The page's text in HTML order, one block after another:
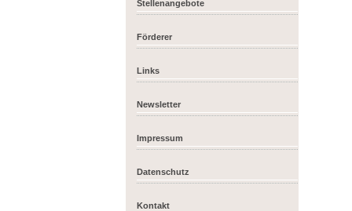
Stellenangebote
Förderer
Links
Newsletter
Impressum
Datenschutz
Kontakt